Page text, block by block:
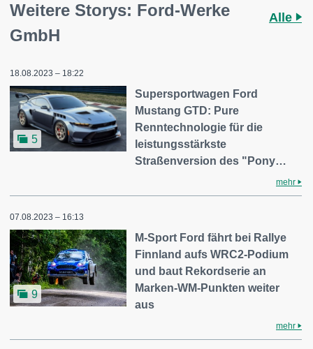
Weitere Storys: Ford-Werke
GmbH
Alle
18.08.2023 – 18:22
5
Supersportwagen Ford
Mustang GTD: Pure
Renntechnologie für die
leistungsstärkste
Straßenversion des "Pony…
mehr
07.08.2023 – 16:13
9
M-Sport Ford fährt bei Rallye
Finnland aufs WRC2-Podium
und baut Rekordserie an
Marken-WM-Punkten weiter
aus
mehr